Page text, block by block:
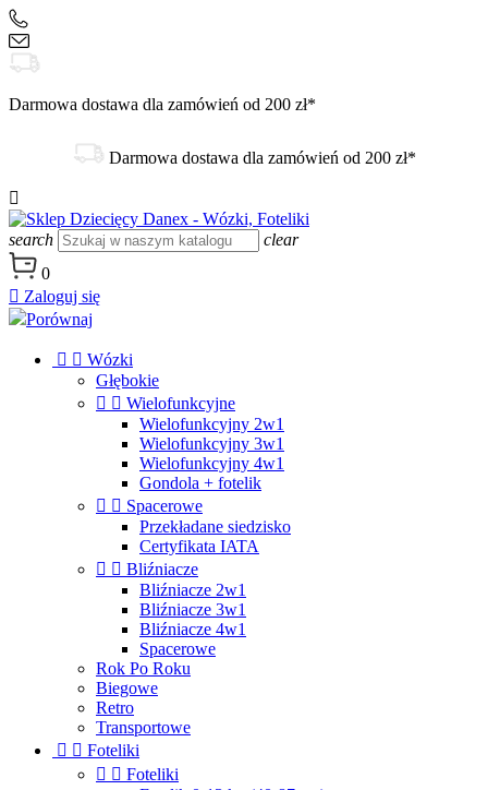
Darmowa dostawa dla zamówień od 200 zł*
Darmowa dostawa dla zamówień od 200 zł*

search
clear
0
 Zaloguj się
Porównaj
  Wózki
Głębokie
  Wielofunkcyjne
Wielofunkcyjny 2w1
Wielofunkcyjny 3w1
Wielofunkcyjny 4w1
Gondola + fotelik
  Spacerowe
Przekładane siedzisko
Certyfikata IATA
  Bliźniacze
Bliźniacze 2w1
Bliźniacze 3w1
Bliźniacze 4w1
Spacerowe
Rok Po Roku
Biegowe
Retro
Transportowe
  Foteliki
  Foteliki